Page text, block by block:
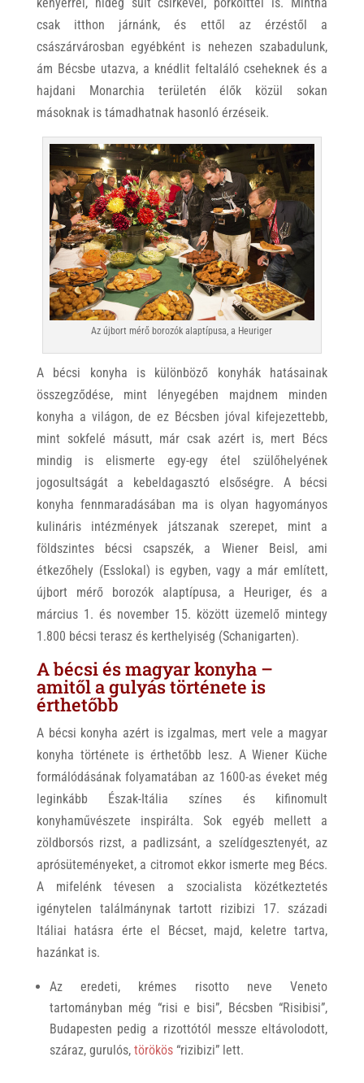
csak itthon járnánk, és ettől az érzéstől a
császárvárosban egyébként is nehezen szabadulunk,
ám Bécsbe utazva, a knédlit feltaláló cseheknek és a
hajdani Monarchia területén élők közül sokan
másoknak is támadhatnak hasonló érzéseik.
Az újbort mérő borozók alaptípusa, a Heuriger
A bécsi konyha is különböző konyhák hatásainak
összegződése, mint lényegében majdnem minden
konyha a világon, de ez Bécsben jóval kifejezettebb,
mint sokfelé másutt, már csak azért is, mert Bécs
mindig is elismerte egy-egy étel szülőhelyének
jogosultságát a kebeldagasztó elsőségre. A bécsi
konyha fennmaradásában ma is olyan hagyományos
kulináris intézmények játszanak szerepet, mint a
földszintes bécsi csapszék, a Wiener Beisl, ami
étkezőhely (Esslokal) is egyben, vagy a már említett,
újbort mérő borozók alaptípusa, a Heuriger, és a
március 1. és november 15. között üzemelő mintegy
1.800 bécsi terasz és kerthelyiség (Schanigarten).
A bécsi és magyar konyha –
amitől a gulyás története is
érthetőbb
A bécsi konyha azért is izgalmas, mert vele a magyar
konyha története is érthetőbb lesz. A Wiener Küche
formálódásának folyamatában az 1600-as éveket még
leginkább Észak-Itália színes és kifinomult
konyhaművészete inspirálta. Sok egyéb mellett a
zöldborsós rizst, a padlizsánt, a szelídgesztenyét, az
aprósüteményeket, a citromot ekkor ismerte meg Bécs.
A mifelénk tévesen a szocialista közétkeztetés
igénytelen találmánynak tartott rizibizi 17. századi
Itáliai hatásra érte el Bécset, majd, keletre tartva,
hazánkat is.
Az eredeti, krémes risotto neve Veneto
tartományban még “risi e bisi”, Bécsben “Risibisi”,
Budapesten pedig a rizottótól messze eltávolodott,
száraz, gurulós, törökös“rizibizi” lett.